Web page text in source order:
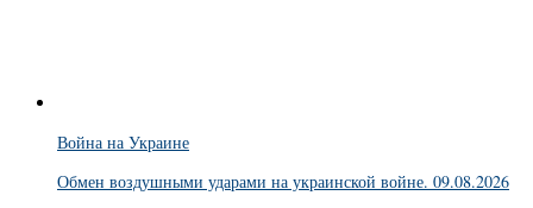
Война на Украине
Обмен воздушными ударами на украинской войне. 09.08.2026